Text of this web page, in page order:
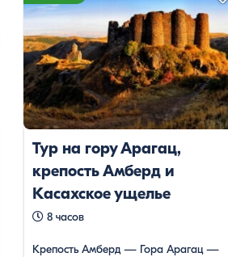
Тур на гору Арагац,
крепость Амберд и
Касахское ущелье
8 часов
Крепость Амберд — Гора Арагац —